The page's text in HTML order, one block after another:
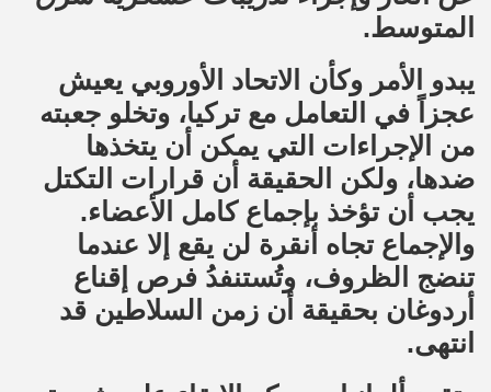
المتوسط.
يبدو الأمر وكأن الاتحاد الأوروبي يعيش
عجزاً في التعامل مع تركيا، وتخلو جعبته
من الإجراءات التي يمكن أن يتخذها
ضدها، ولكن الحقيقة أن قرارات التكتل
يجب أن تؤخذ بإجماع كامل الأعضاء.
والإجماع تجاه أنقرة لن يقع إلا عندما
تنضج الظروف، وتُستنفدُ فرص إقناع
أردوغان بحقيقة أن زمن السلاطين قد
انتهى.